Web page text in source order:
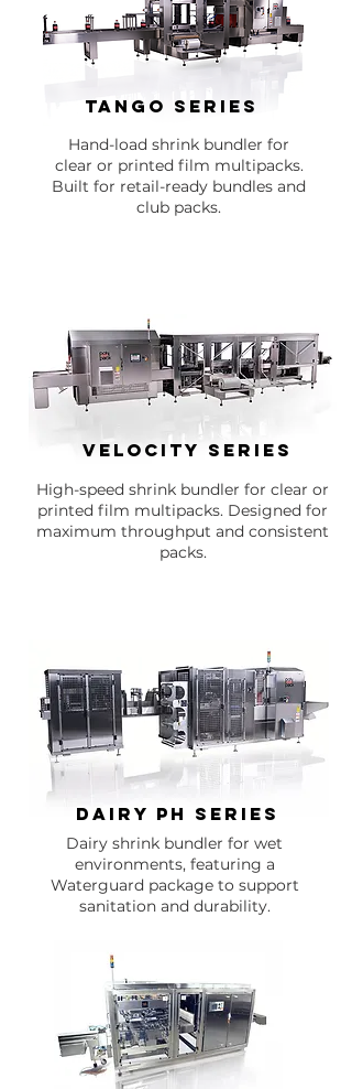
Tango SERIES
Hand-load shrink bundler for
clear or printed film multipacks.
Built for retail-ready bundles and
club packs.
Velocity Series
High-speed shrink bundler for clear or
printed film multipacks. Designed for
maximum throughput and consistent
packs.
dairy PH series
Dairy shrink bundler for wet
environments, featuring a
Waterguard package to support
sanitation and durability.